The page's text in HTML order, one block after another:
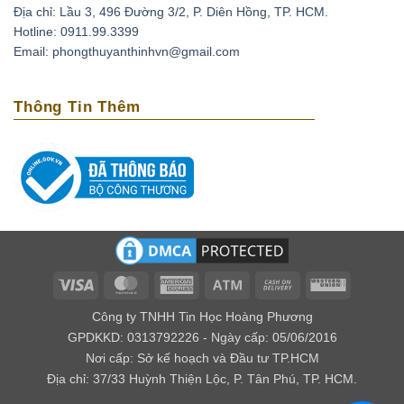
Thạch anh tím có thể xoa dịu những cơn đau đầu do
căng thẳng, stress bằng cách đặt chúng lên trán. Ngoài
ra loại đá này còn có tác dụng phục hồi tuần hoàn máu,
mạch máu não.
từ tiếng Hy lạp là amethytos, nó có nghĩa là không say.
Vì vậy người xưa thường dùng loại đá quý này để giải
độc rượu và các loại chất độc khác. Nếu bạn bỏ viên đá
này trong nguồn nước uống, điều kỳ diệu sẽ xảy ra đó
là chúng mang lại năng lượng tốt cho nguồn nước.
Về mặt tâm linh
Theo kinh Vê Đa của Ấn Độ, người ta cho rằng thạch
anh tím có khả năng giúp kiểm soát được cảm xúc, xoa
dịu âu lo, làm cho con người có ý nghĩa tốt lành.
Đối với các nhà trường sinh học thì lại cho rằng đây là
Địa chỉ: Lầu 3, 496 Đường 3/2, P. Diên Hồng, TP. HCM.
Hotline: 0911.99.3399
Email: phongthuyanthinhvn@gmail.com
Thông Tin Thêm
Visa MasterCardAmerican
Atm
Cash
Delivery
Western
Công ty TNHH Tin Học Hoàng Phương
GPDKKD: 0313792226 - Ngày cấp: 05/06/2016
Nơi cấp: Sở kế hoạch và Đầu tư TP.HCM
Địa chỉ: 37/33 Huỳnh Thiện Lộc, P. Tân Phú, TP. HCM.